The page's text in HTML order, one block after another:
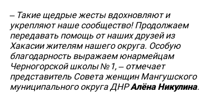
– Такие щедрые жесты вдохновляют и
укрепляют наше сообщество! Продолжаем
передавать помощь от наших друзей из
Хакасии жителям нашего округа. Особую
благодарность выражаем юнармейцам
Черногорской школы №1, – отмечает
представитель Совета женщин Мангушского
муниципального округа ДНРАлёна Никулина.